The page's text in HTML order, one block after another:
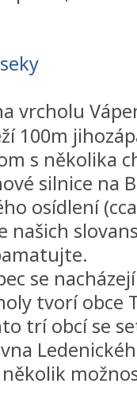
vrcholu
100m
s několika
silnice na
osídlení
se
tvorí obce
trí obcí se